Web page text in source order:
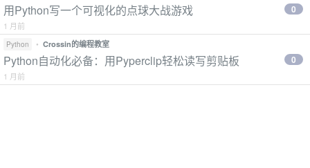
用Python写一个可视化的点球大战游戏
1 月前
0
Python • Crossin的编程教室
Python自动化必备：用Pyperclip轻松读写剪贴板
1 月前
0